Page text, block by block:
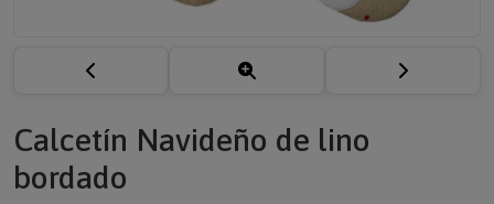
Calcetín Navideño de lino
bordado